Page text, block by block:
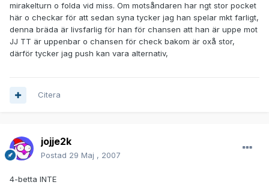
mirakelturn o folda vid miss. Om motsåndaren har ngt stor pocket
här o checkar för att sedan syna tycker jag han spelar mkt farligt,
denna bräda är livsfarlig för han för chansen att han är uppe mot
JJ TT är uppenbar o chansen för check bakom är oxå stor,
därför tycker jag push kan vara alternativ,
Citera
jojje2k
Postad 29 Maj , 2007
4-betta INTE